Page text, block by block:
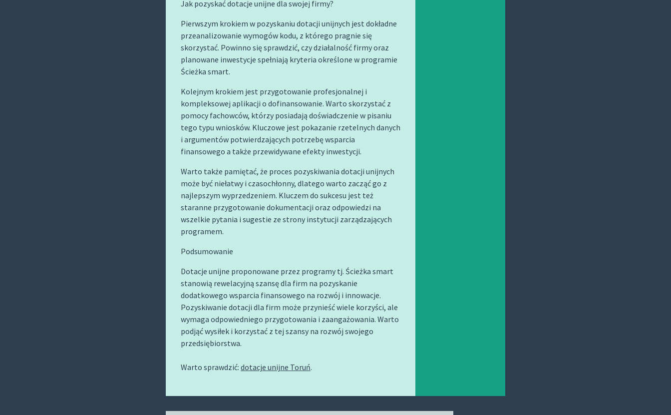
Jak pozyskać dotacje unijne dla swojej firmy?
Pierwszym krokiem w pozyskaniu dotacji unijnych jest dokładne
przeanalizowanie wymogów kodu, z którego pragnie się
skorzystać. Powinno się sprawdzić, czy działalność firmy oraz
planowane inwestycje spełniają kryteria określone w programie
Ścieżka smart.
Kolejnym krokiem jest przygotowanie profesjonalnej i
kompleksowej aplikacji o dofinansowanie. Warto skorzystać z
pomocy fachowców, którzy posiadają doświadczenie w pisaniu
tego typu wniosków. Kluczowe jest pokazanie rzetelnych danych
i argumentów potwierdzających potrzebę wsparcia
finansowego a także przewidywane efekty inwestycji.
Warto także pamiętać, że proces pozyskiwania dotacji unijnych
może być niełatwy i czasochłonny, dlatego warto zacząć go z
najlepszym wyprzedzeniem. Kluczem do sukcesu jest też
staranne przygotowanie dokumentacji oraz odpowiedzi na
wszelkie pytania i sugestie ze strony instytucji zarządzających
programem.
Podsumowanie
Dotacje unijne proponowane przez programy tj. Ścieżka smart
stanowią rewelacyjną szansę dla firm na pozyskanie
dodatkowego wsparcia finansowego na rozwój i innowacje.
Pozyskiwanie dotacji dla firm może przynieść wiele korzyści, ale
wymaga odpowiedniego przygotowania i zaangażowania. Warto
podjąć wysiłek i korzystać z tej szansy na rozwój swojego
przedsiębiorstwa.
Warto sprawdzić: dotacje unijne Toruń.